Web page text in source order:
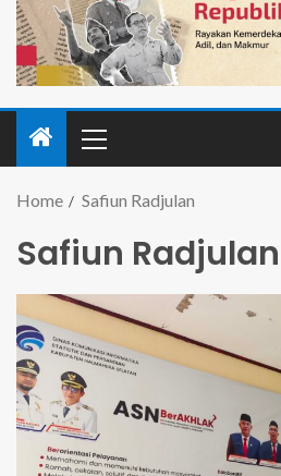
Home Safiun Radjulan
Safiun Radjulan